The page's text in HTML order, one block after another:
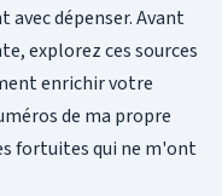
dépenser. Avant
explorez ces sources
enrichir votre
de ma propre
fortuites qui ne m'ont